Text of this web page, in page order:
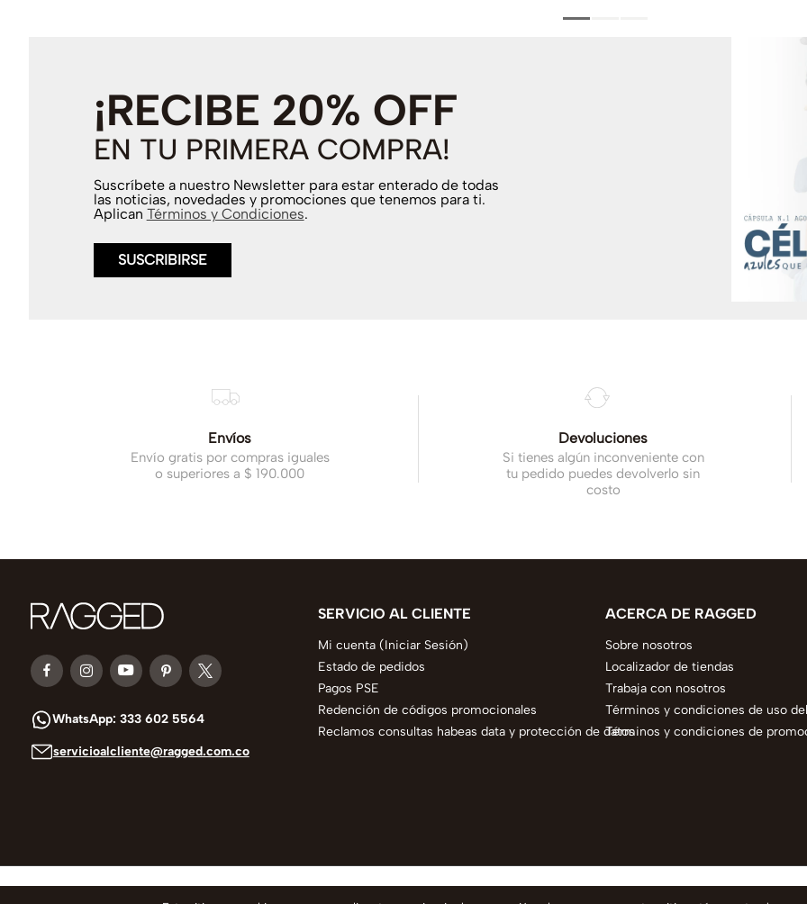
¡RECIBE 20% OFF
EN TU PRIMERA COMPRA!
Suscríbete a nuestro Newsletter para estar enterado de todas
las noticias, novedades y promociones que tenemos para ti.
Aplican Términos y Condiciones.
SUSCRIBIRSE
Envíos
Envío gratis por compras iguales
o superiores a $ 190.000
Devoluciones
Si tienes algún inconveniente con
tu pedido puedes devolverlo sin
costo
WhatsApp: 333 602 5564
servicioalcliente@ragged.com.co
SERVICIO AL CLIENTE
Mi cuenta (Iniciar Sesión)
Estado de pedidos
Pagos PSE
Redención de códigos promocionales
Reclamos consultas habeas data y protección de datos
ACERCA DE RAGGED
Sobre nosotros
Localizador de tiendas
Trabaja con nosotros
Términos y condiciones de uso
Términos y condiciones de